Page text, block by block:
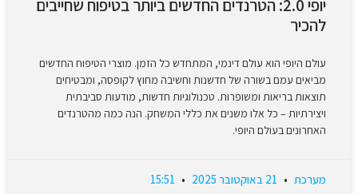
יופי 2.0: הטרנדים החדשים ביותר בטיפוח שחייבים
להכיר
עולם היופי הוא עולם דינמי, המתחדש כל הזמן. מוצרי הטיפוח החדשים
מביאים עמם בשורה של חדשנות וחשיבה מחוץ לקופסה, ומבטיחים
תוצאות בריאות ומשופרות. טכנולוגיות חדשות, מודעות סביבתית
ויצירתיות – כל אלו משנים את כללי המשחק. הנה כמה מהטרנדים
האחרונים בעולם היופי.
מערכת